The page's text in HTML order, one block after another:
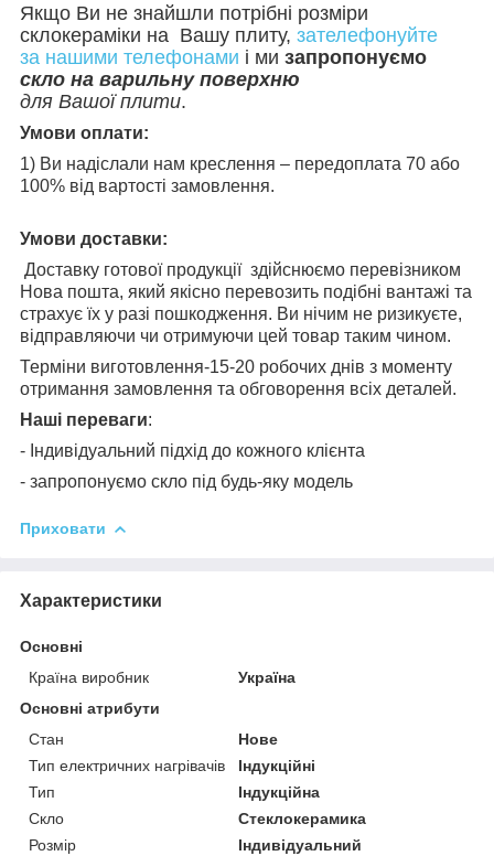
Якщо Ви не знайшли потрібні розміри
склокераміки на Вашу плиту, зателефонуйте
за нашими телефонами і ми запропонуємо
скло на варильну поверхню
для Вашої плити.
Умови оплати:
1) Ви надіслали нам креслення – передоплата 70 або
100% від вартості замовлення.
Умови доставки:
Доставку готової продукції здійснюємо перевізником
Нова пошта, який якісно перевозить подібні вантажі та
страхує їх у разі пошкодження. Ви нічим не ризикуєте,
відправляючи чи отримуючи цей товар таким чином.
Терміни виготовлення-15-20 робочих днів з моменту
отримання замовлення та обговорення всіх деталей.
Наші переваги:
- Індивідуальний підхід до кожного клієнта
- запропонуємо скло під будь-яку модель
Приховати
Характеристики
Основні
Країна виробник
Україна
Основні атрибути
Стан
Нове
Тип електричних нагрівачів
Індукційні
Тип
Індукційна
Скло
Стеклокерамика
Розмір
Індивідуальний